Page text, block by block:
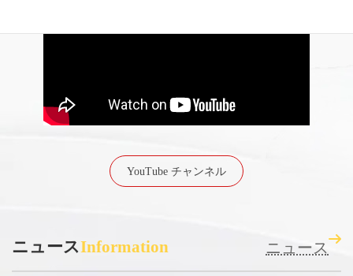
YouTube チャンネル
ニュースInformation ニュース